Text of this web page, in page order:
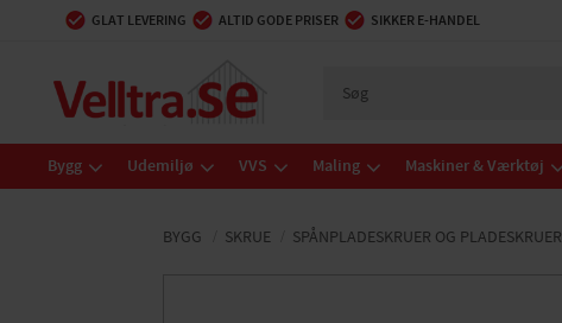
GLAT LEVERING ALTID GODE PRISER SIKKER E-HANDEL
Bygg Udemiljø VVS Maling Maskiner & Værktøj
BYGG SKRUE SPÅNPLADESKRUER OG PLADESKRUER